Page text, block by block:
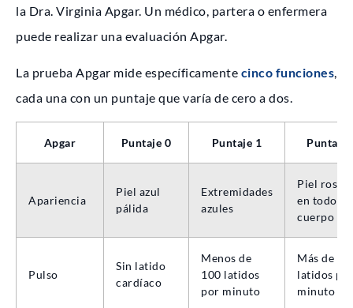
la Dra. Virginia Apgar. Un médico, partera o enfermera
puede realizar una evaluación Apgar.
La prueba Apgar mide específicamente cinco funciones,
cada una con un puntaje que varía de cero a dos.
Apgar Puntaje 0 Puntaje 1 Puntaje
Apariencia
Piel azul
pálida
Extremidades
azules
Piel
en todo el
cuerpo
Pulso
Sin latido
cardíaco
Menos de
100 latidos
por minuto
Más de
latidos
minuto